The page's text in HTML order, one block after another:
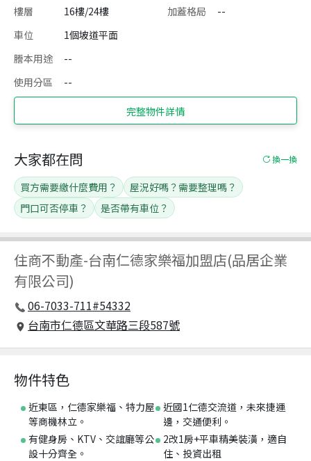
樓層
16樓/24樓 加蓋格局
--
車位
1個坡道平面
謄本用途
--
使用分區
--
完整物件詳情
住商不動產-台南仁德家樂福加盟店(品居企業
有限公司)
06-7033-711#54332
台南市仁德區文華路三段587號
大家都在問 換一換
買方需要繳什麼費用？
屋況好嗎？需要整理嗎？
門口可否停車？
是否帶有車位？
物件特色
近東區，仁德家樂福、特力屋
等商機林立。
近國1仁德交流道，未來捷運
邊，交通便利。
有健身房、KTV、交誼廳等公
設十分齊全。
2改1房+平車精美裝潢，適自
住、投資出租